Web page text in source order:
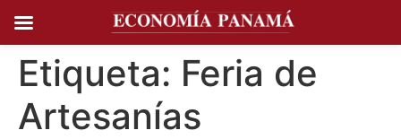
Ir al
contenido
Etiqueta: Feria de
Artesanías